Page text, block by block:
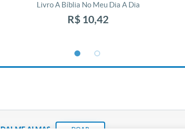
Livro A Bíblia No Meu Dia A Dia
R$ 10,42
DAI-ME ALMAS DOAR